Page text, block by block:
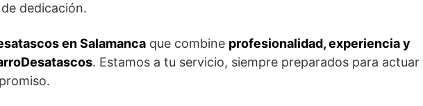
dedicación.
en Salamanca que combine profesionalidad, experiencia y
. Estamos a tu servicio, siempre preparados para actuar